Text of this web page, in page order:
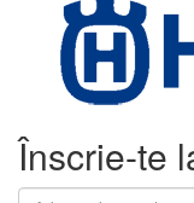
Înscrie-te